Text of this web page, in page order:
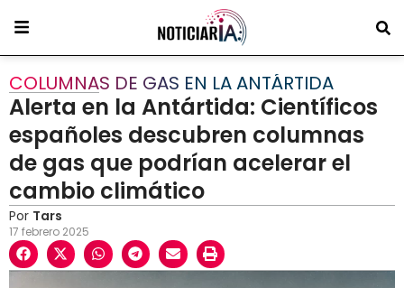
COLUMNAS DE GAS EN LA ANTÁRTIDA
Alerta en la Antártida: Científicos
españoles descubren columnas
de gas que podrían acelerar el
cambio climático
Por Tars
17 febrero 2025